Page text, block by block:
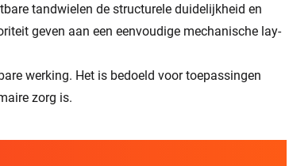
tandwielen de structurele duidelijkheid en
geven aan een eenvoudige mechanische lay-
werking. Het is bedoeld voor toepassingen
zorg is.